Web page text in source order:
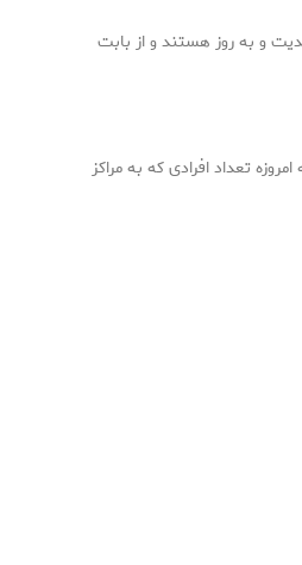
آپدیت و به روز هستند و از بابت
تعداد افرادی که به مراکز